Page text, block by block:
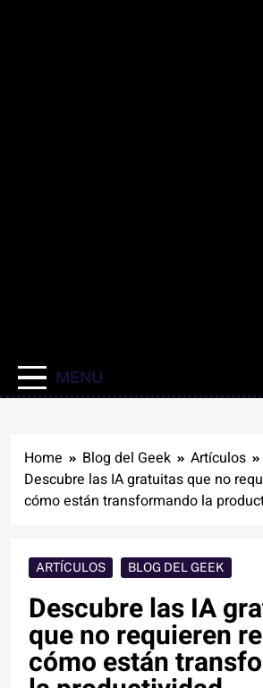
MENU
Home Blog del Geek
Artículos
Descubre las IA gratuitas que no
cómo están transformando la
ARTÍCULOS BLOG DEL GEEK
Descubre las IA
que no requieren
cómo están